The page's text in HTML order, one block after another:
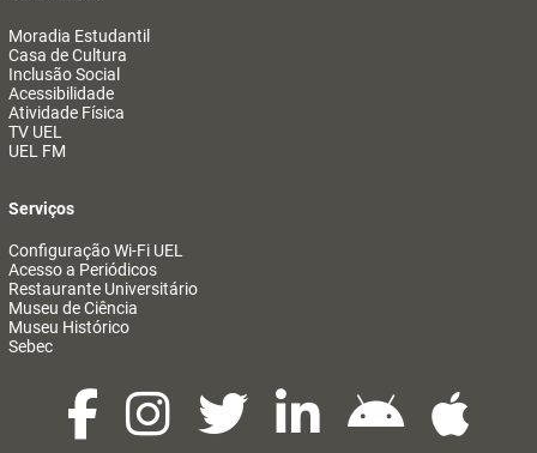
Moradia Estudantil
Casa de Cultura
Inclusão Social
Acessibilidade
Atividade Física
TV UEL
UEL FM
Serviços
Configuração Wi-Fi UEL
Acesso a Periódicos
Restaurante Universitário
Museu de Ciência
Museu Histórico
Sebec